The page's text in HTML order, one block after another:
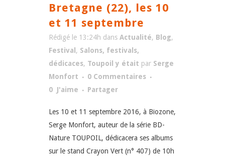
Bretagne (22), les 10
et 11 septembre
Rédigé le 13:24h dans Actualité, Blog,
Festival , Salons, festivals,
dédicaces, Toupoil y était par Serge
Monfort
0 Commentaires
0 J'aime Partager
Les 10 et 11 septembre 2016, à Biozone,
Serge Monfort, auteur de la série BD-
Nature TOUPOIL, dédicacera ses albums
sur le stand Crayon Vert (n° 407) de 10h